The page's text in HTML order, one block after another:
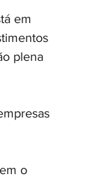
em
plena
o